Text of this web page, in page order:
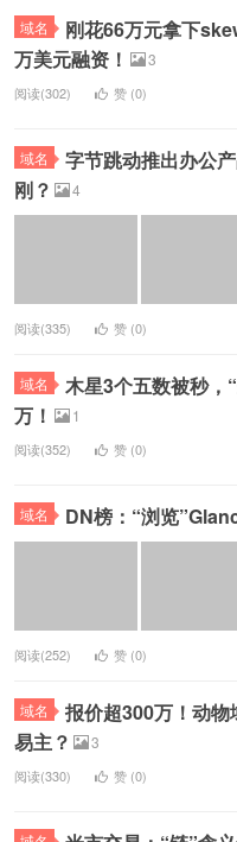
域名
刚花66万元拿下
万美元融资！
3
阅读(302) 赞 (0)
域名
字节跳动推出办公
刚？
4
阅读(335) 赞 (0)
域名
木星3个五数被秒，
万！
1
阅读(352) 赞 (0)
域名 DN榜：“浏览
阅读(252) 赞 (0)
域名
报价超300万！动
易主？
3
阅读(330) 赞 (0)